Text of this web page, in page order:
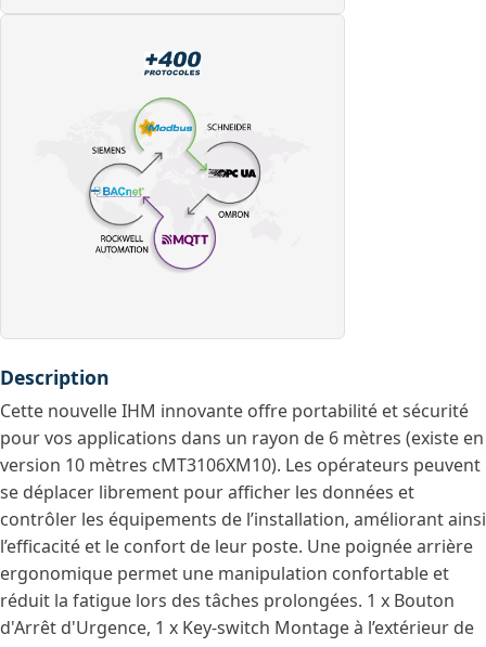
Description
Cette nouvelle IHM innovante offre portabilité et sécurité
pour vos applications dans un rayon de 6 mètres (existe en
version 10 mètres cMT3106XM10). Les opérateurs peuvent
se déplacer librement pour afficher les données et
contrôler les équipements de l’installation, améliorant ainsi
l’efficacité et le confort de leur poste. Une poignée arrière
ergonomique permet une manipulation confortable et
réduit la fatigue lors des tâches prolongées. 1 x Bouton
d'Arrêt d'Urgence, 1 x Key-switch Montage à l’extérieur de